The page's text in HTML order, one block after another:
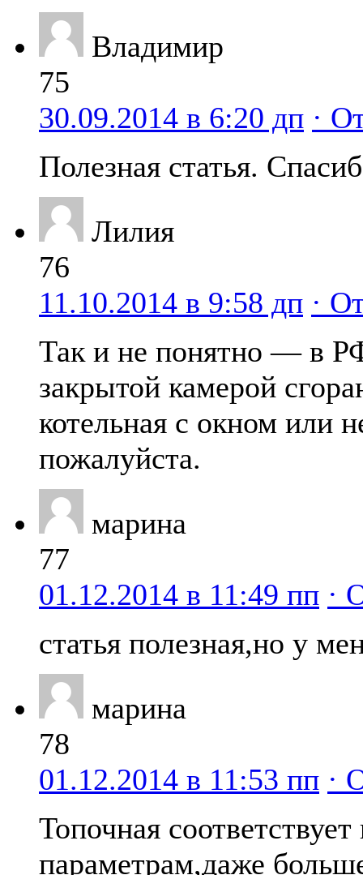
Владимир
75
30.09.2014 в 6:20 дп ·
Полезная статья.
Лилия
76
11.10.2014 в 9:58 дп ·
Так и не понятно — в
закрытой камерой
котельная с окном или
пожалуйста.
марина
77
01.12.2014 в 11:49 пп ·
статья полезная,но у
марина
78
01.12.2014 в 11:53 пп ·
Топочная соответствует
параметрам,даже